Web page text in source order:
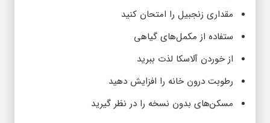
مقداری زنجبیل را امتحان کنید
ستفاده از مکمل‌های گیاهی
از خوردن آلاسکا لذت ببرید
رطوبت درون خانه را افزایش دهید
مسکن‌های بدون نسخه را در نظر گیرید